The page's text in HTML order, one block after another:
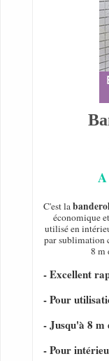
C'est la
économique
utilisé en
par sublimation
8 m
- Excellent
- Pour
- Jusqu'à 8 m
- Pour